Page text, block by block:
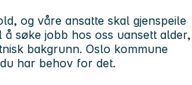
og våre ansatte skal gjenspeile
søke jobb hos oss uansett alder,
bakgrunn. Oslo kommune
har behov for det.